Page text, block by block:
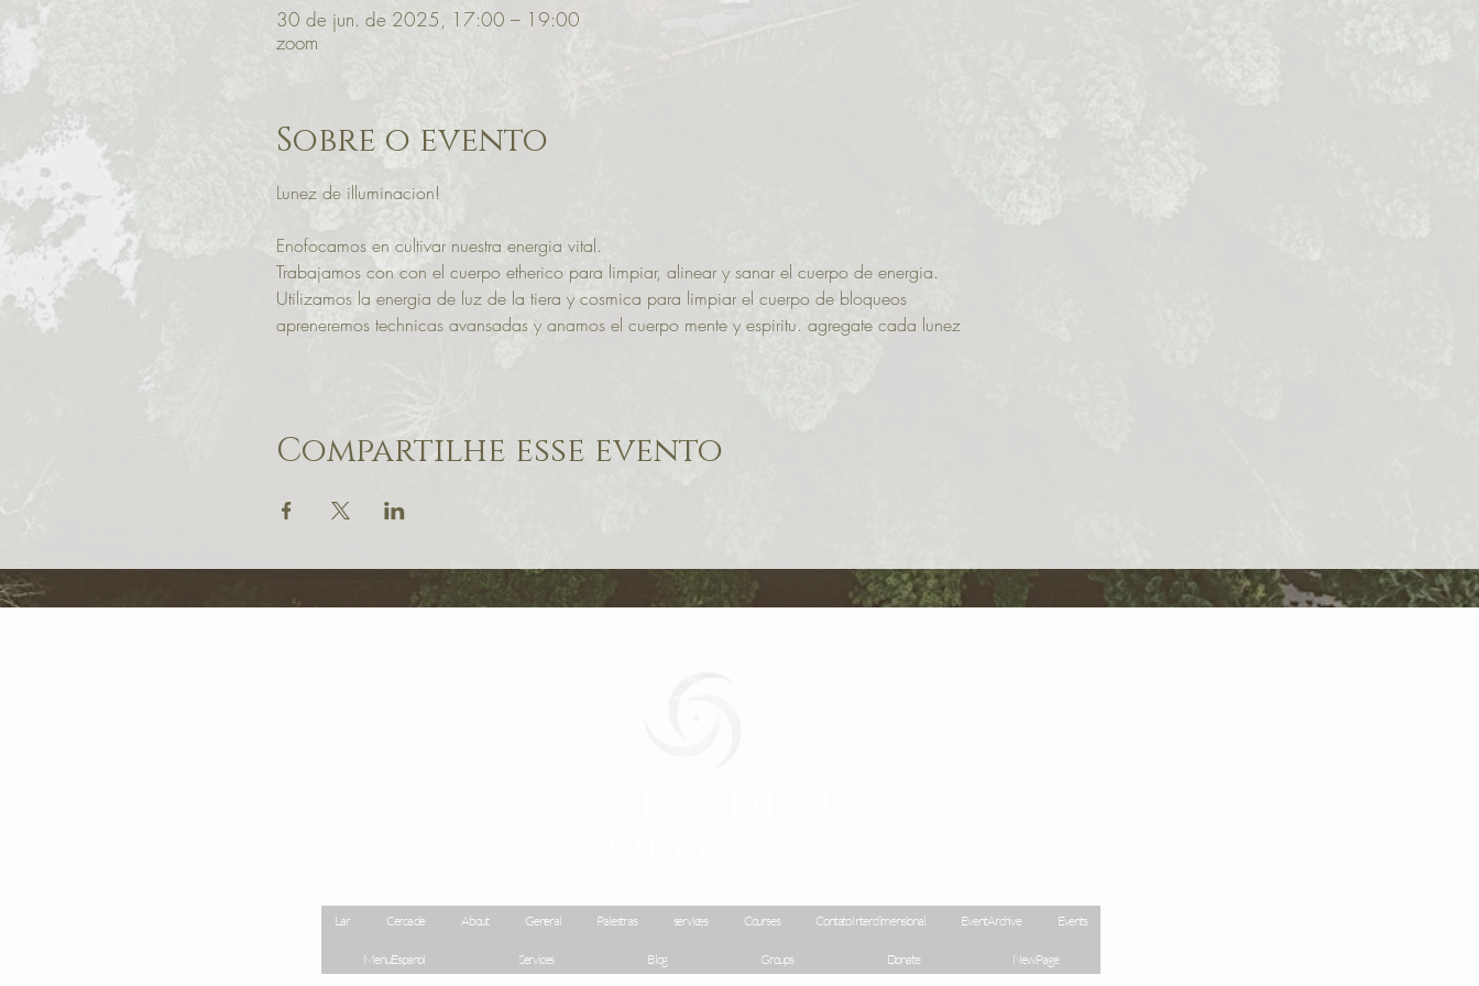
30 de jun. de 2025, 17:00 – 19:00
zoom
Sobre o evento
Lunez de illuminacion!
Enofocamos en cultivar nuestra energia vital.
Trabajamos con con el cuerpo etherico para limpiar, alinear y sanar el cuerpo de energia.
Utilizamos la energia de luz de la tiera y cosmica para limpiar el cuerpo de bloqueos
apreneremos technicas avansadas y anamos el cuerpo mente y espiritu. agregate cada lunez
Compartilhe esse evento
Lar Cerca de About General Palestras services Courses Contato Interdimensional Event Archive Events
Menu Espanol Services Blog Groups Donate New Page